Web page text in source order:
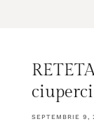
ciuperci
SEPTEMBRIE 9,